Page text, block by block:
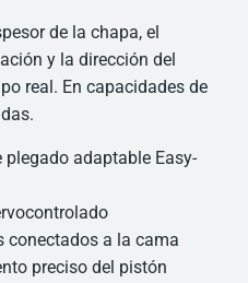
de la chapa, el
y la dirección del
real. En capacidades de
adaptable Easy-
conectados a la cama
preciso del pistón